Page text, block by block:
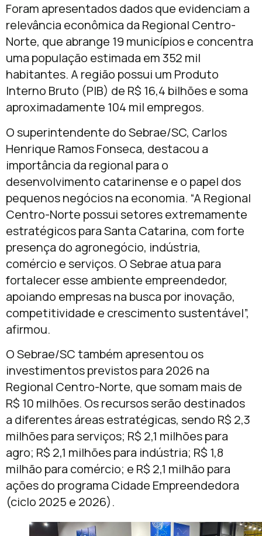
Foram apresentados dados que evidenciam a
relevância econômica da Regional Centro-
Norte, que abrange 19 municípios e concentra
uma população estimada em 352 mil
habitantes. A região possui um Produto
Interno Bruto (PIB) de R$ 16,4 bilhões e soma
aproximadamente 104 mil empregos.
O superintendente do Sebrae/SC, Carlos
Henrique Ramos Fonseca, destacou a
importância da regional para o
desenvolvimento catarinense e o papel dos
pequenos negócios na economia. “A Regional
Centro-Norte possui setores extremamente
estratégicos para Santa Catarina, com forte
presença do agronegócio, indústria,
comércio e serviços. O Sebrae atua para
fortalecer esse ambiente empreendedor,
apoiando empresas na busca por inovação,
competitividade e crescimento sustentável”,
afirmou.
O Sebrae/SC também apresentou os
investimentos previstos para 2026 na
Regional Centro-Norte, que somam mais de
R$ 10 milhões. Os recursos serão destinados
a diferentes áreas estratégicas, sendo R$ 2,3
milhões para serviços; R$ 2,1 milhões para
agro; R$ 2,1 milhões para indústria; R$ 1,8
milhão para comércio; e R$ 2,1 milhão para
ações do programa Cidade Empreendedora
(ciclo 2025 e 2026).